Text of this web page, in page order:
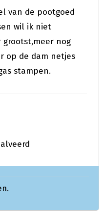
van de pootgoed
wil ik niet
grootst,meer nog
op de dam netjes
stampen.